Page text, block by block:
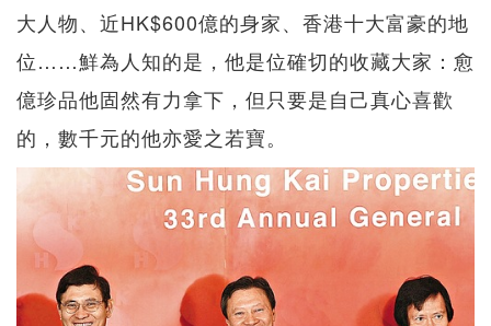
大人物、近HK$600億的身家、香港十大富豪的地
位……鮮為人知的是，他是位確切的收藏大家：愈
億珍品他固然有力拿下，但只要是自己真心喜歡
的，數千元的他亦愛之若寶。